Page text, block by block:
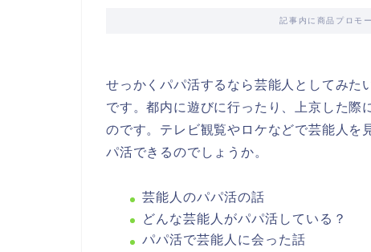
記事内に商品プロモ
せっかくパパ活するなら芸能人としてみた
です。都内に遊びに行ったり、上京した際
のです。テレビ観覧やロケなどで芸能人を
パ活できるのでしょうか。
芸能人のパパ活の話
どんな芸能人がパパ活している？
パパ活で芸能人に会った話